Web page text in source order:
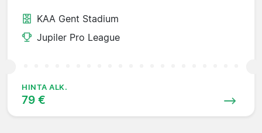
KAA Gent Stadium
Jupiler Pro League
HINTA ALK.
79 €